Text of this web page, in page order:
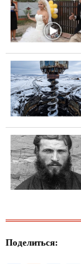
Поделиться: